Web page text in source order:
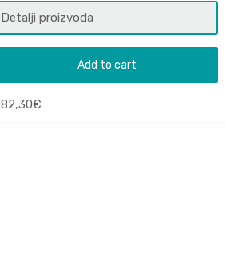
Detalji proizvoda
Add to cart
82,30€